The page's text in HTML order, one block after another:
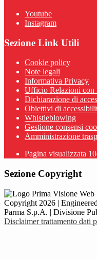
Youtube
Instagram
Sezione Link Utili
Cookie policy
Note legali
Informativa Privacy
Ufficio Relazioni con
Dichiarazione di
Obiettivi di
Whistleblowing
Gestione consensi
Amministrazione
Pagina visualizzata
Sezione Copyright
Copyright 2026 |
Parma S.p.A. | Divisione
Disclaimer trattamento dati